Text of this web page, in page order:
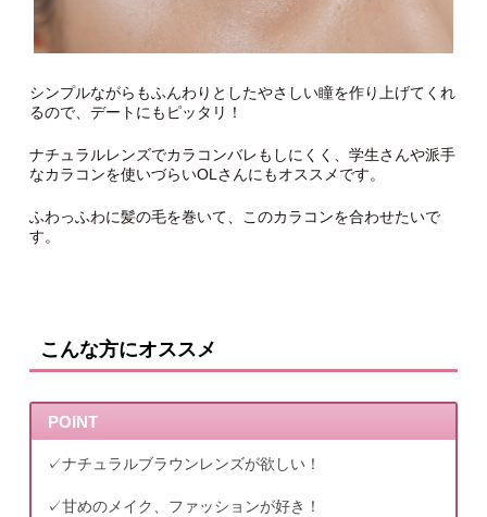
シンプルながらもふんわりとしたやさしい瞳を作り上げてくれ
るので、デートにもピッタリ！
ナチュラルレンズでカラコンバレもしにくく、学生さんや派手
なカラコンを使いづらいOLさんにもオススメです。
ふわっふわに髪の毛を巻いて、このカラコンを合わせたいで
す。
こんな方にオススメ
POINT
✓ナチュラルブラウンレンズが欲しい！
✓甘めのメイク、ファッションが好き！